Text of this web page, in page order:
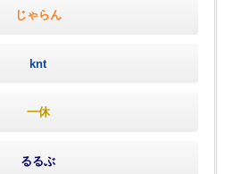
じゃらん
knt
一休
るるぶ